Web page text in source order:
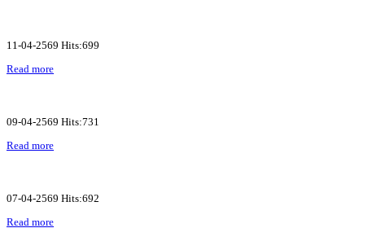
11-04-2569 Hits:699
Read more
09-04-2569 Hits:731
Read more
07-04-2569 Hits:692
Read more